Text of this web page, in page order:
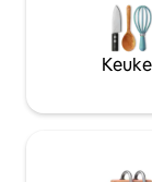
serene
beste eet- en
Boracay. Geen
gasten die